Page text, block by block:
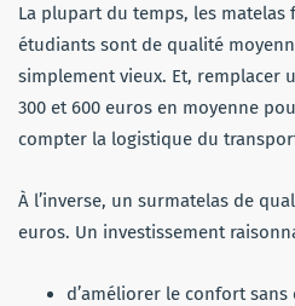
La plupart du temps, les
étudiants sont de qualité
simplement vieux. Et, remplacer
300 et 600 euros en moyenne
compter la logistique du
À l’inverse, un surmatelas de
euros. Un investissement
d’améliorer le confort sans